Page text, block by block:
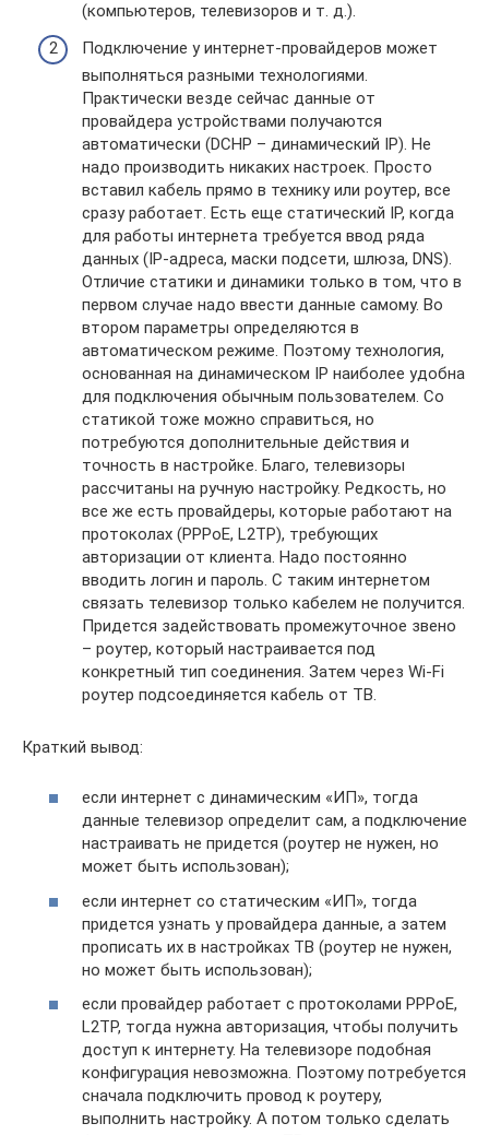
(компьютеров, телевизоров и т. д.).
Подключение у интернет-провайдеров может
выполняться разными технологиями.
Практически везде сейчас данные от
провайдера устройствами получаются
автоматически (DCHP – динамический IP). Не
надо производить никаких настроек. Просто
вставил кабель прямо в технику или роутер, все
сразу работает. Есть еще статический IP, когда
для работы интернета требуется ввод ряда
данных (IP-адреса, маски подсети, шлюза, DNS).
Отличие статики и динамики только в том, что в
первом случае надо ввести данные самому. Во
втором параметры определяются в
автоматическом режиме. Поэтому технология,
основанная на динамическом IP наиболее удобна
для подключения обычным пользователем. Со
статикой тоже можно справиться, но
потребуются дополнительные действия и
точность в настройке. Благо, телевизоры
рассчитаны на ручную настройку. Редкость, но
все же есть провайдеры, которые работают на
протоколах (PPPoE, L2TP), требующих
авторизации от клиента. Надо постоянно
вводить логин и пароль. С таким интернетом
связать телевизор только кабелем не получится.
Придется задействовать промежуточное звено
– роутер, который настраивается под
конкретный тип соединения. Затем через Wi-Fi
роутер подсоединяется кабель от ТВ.
Краткий вывод:
если интернет с динамическим «ИП», тогда
данные телевизор определит сам, а подключение
настраивать не придется (роутер не нужен, но
может быть использован);
если интернет со статическим «ИП», тогда
придется узнать у провайдера данные, а затем
прописать их в настройках ТВ (роутер не нужен,
но может быть использован);
если провайдер работает с протоколами PPPoE,
L2TP, тогда нужна авторизация, чтобы получить
доступ к интернету. На телевизоре подобная
конфигурация невозможна. Поэтому потребуется
сначала подключить провод к роутеру,
выполнить настройку. А потом только сделать